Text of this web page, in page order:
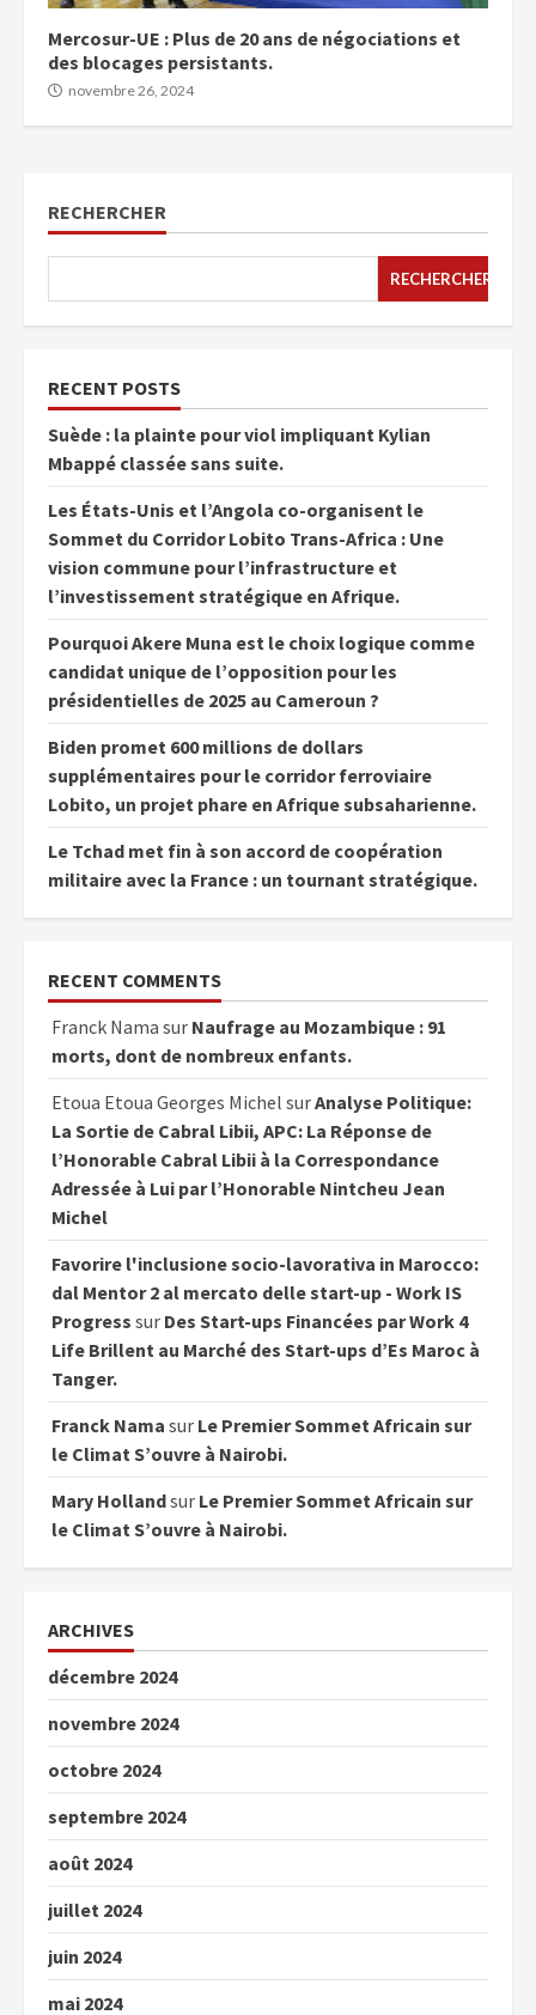
Mercosur-UE : Plus de 20 ans de négociations et
des blocages persistants.
novembre 26, 2024
RECHERCHER
RECHERCHER
RECENT POSTS
Suède : la plainte pour viol impliquant Kylian
Mbappé classée sans suite.
Les États-Unis et l’Angola co-organisent le
Sommet du Corridor Lobito Trans-Africa : Une
vision commune pour l’infrastructure et
l’investissement stratégique en Afrique.
Pourquoi Akere Muna est le choix logique comme
candidat unique de l’opposition pour les
présidentielles de 2025 au Cameroun ?
Biden promet 600 millions de dollars
supplémentaires pour le corridor ferroviaire
Lobito, un projet phare en Afrique subsaharienne.
Le Tchad met fin à son accord de coopération
militaire avec la France : un tournant stratégique.
RECENT COMMENTS
Franck Nama sur Naufrage au Mozambique : 91
morts, dont de nombreux enfants.
Etoua Etoua Georges Michel surAnalyse Politique:
La Sortie de Cabral Libii, APC: La Réponse de
l’Honorable Cabral Libii à la Correspondance
Adressée à Lui par l’Honorable Nintcheu Jean
Michel
Favorire l'inclusione socio-lavorativa in Marocco:
dal Mentor 2 al mercato delle start-up - Work IS
Progress sur Des Start-ups Financées par Work 4
Life Brillent au Marché des Start-ups d’Es Maroc à
Tanger.
Franck Nama sur Le Premier Sommet Africain sur
le Climat S’ouvre à Nairobi.
Mary Hollandsur Le Premier Sommet Africain sur
le Climat S’ouvre à Nairobi.
ARCHIVES
décembre 2024
novembre 2024
octobre 2024
septembre 2024
août 2024
juillet 2024
juin 2024
mai 2024